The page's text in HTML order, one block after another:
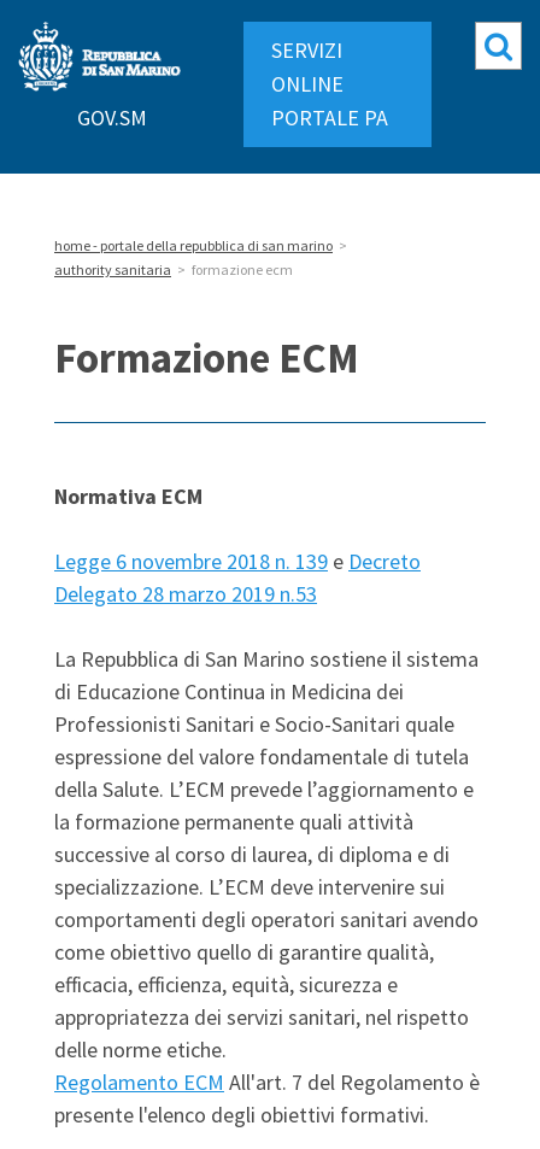
Repubblica
di
GOV.SM
SERVIZI
ONLINE
PORTALE PA
home - portale della repubblica di san marino >
authority sanitaria > formazione ecm
Formazione ECM
Normativa ECM
Legge 6 novembre 2018 n. 139 e Decreto
Delegato 28 marzo 2019 n.53
La Repubblica di San Marino sostiene il sistema
di Educazione Continua in Medicina dei
Professionisti Sanitari e Socio-Sanitari quale
espressione del valore fondamentale di tutela
della Salute. L’ECM prevede l’aggiornamento e
la formazione permanente quali attività
successive al corso di laurea, di diploma e di
specializzazione. L’ECM deve intervenire sui
comportamenti degli operatori sanitari avendo
come obiettivo quello di garantire qualità,
efficacia, efficienza, equità, sicurezza e
appropriatezza dei servizi sanitari, nel rispetto
delle norme etiche.
Regolamento ECM All'art. 7 del Regolamento è
presente l'elenco degli obiettivi formativi.